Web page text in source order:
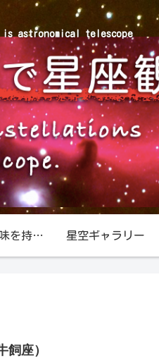
is astronomical telescope
夜空の星座に興味を持ったら 星空ギャラリー
座）